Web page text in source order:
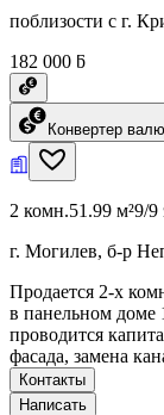
поблизости с г.
182 000 ƃ
Конвертер
2 комн.51.99 м²9/9
г. Могилев, б-р
Продается 2-х
в панельном доме
проводится
фасада, замена
Контакты
Написать